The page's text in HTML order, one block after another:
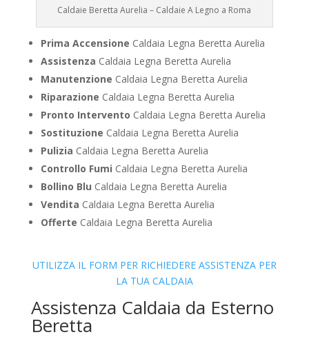
Caldaie Beretta Aurelia – Caldaie A Legno a Roma
Prima Accensione Caldaia Legna Beretta Aurelia
Assistenza Caldaia Legna Beretta Aurelia
Manutenzione Caldaia Legna Beretta Aurelia
Riparazione Caldaia Legna Beretta Aurelia
Pronto Intervento Caldaia Legna Beretta Aurelia
Sostituzione Caldaia Legna Beretta Aurelia
Pulizia Caldaia Legna Beretta Aurelia
Controllo Fumi Caldaia Legna Beretta Aurelia
Bollino Blu Caldaia Legna Beretta Aurelia
Vendita Caldaia Legna Beretta Aurelia
Offerte Caldaia Legna Beretta Aurelia
UTILIZZA IL FORM PER RICHIEDERE ASSISTENZA PER
LA TUA CALDAIA
Assistenza Caldaia da Esterno
Beretta